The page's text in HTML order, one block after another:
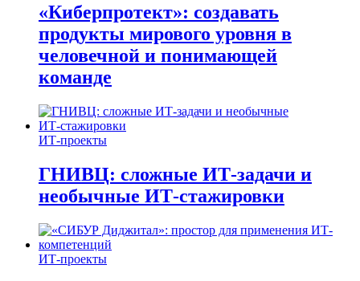
«Киберпротект»: создавать
продукты мирового уровня в
человечной и понимающей
команде
ИТ-проекты
ГНИВЦ: сложные ИТ‑задачи и
необычные ИТ‑стажировки
ИТ-проекты